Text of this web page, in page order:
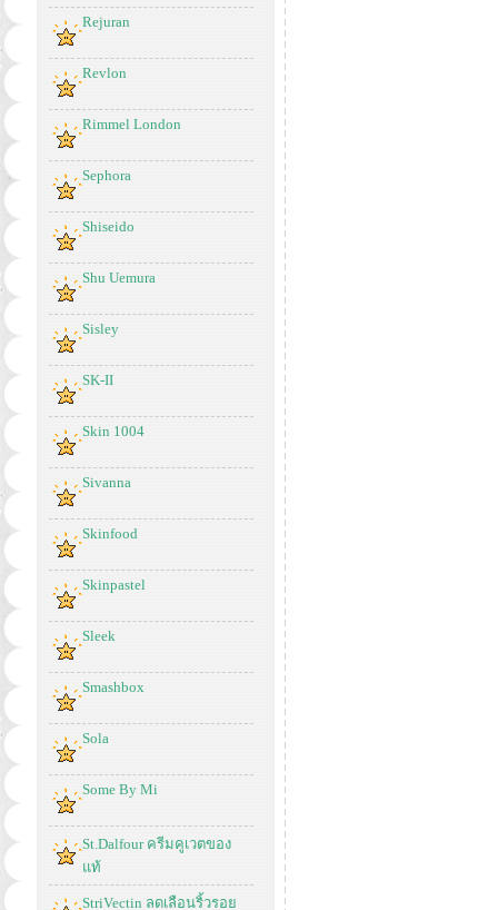
Rejuran
Revlon
Rimmel London
Sephora
Shiseido
Shu Uemura
Sisley
SK-II
Skin 1004
Sivanna
Skinfood
Skinpastel
Sleek
Smashbox
Sola
Some By Mi
St.Dalfour ครีมคูเวตของ
แท้
StriVectin ลดเลือนริ้วรอย